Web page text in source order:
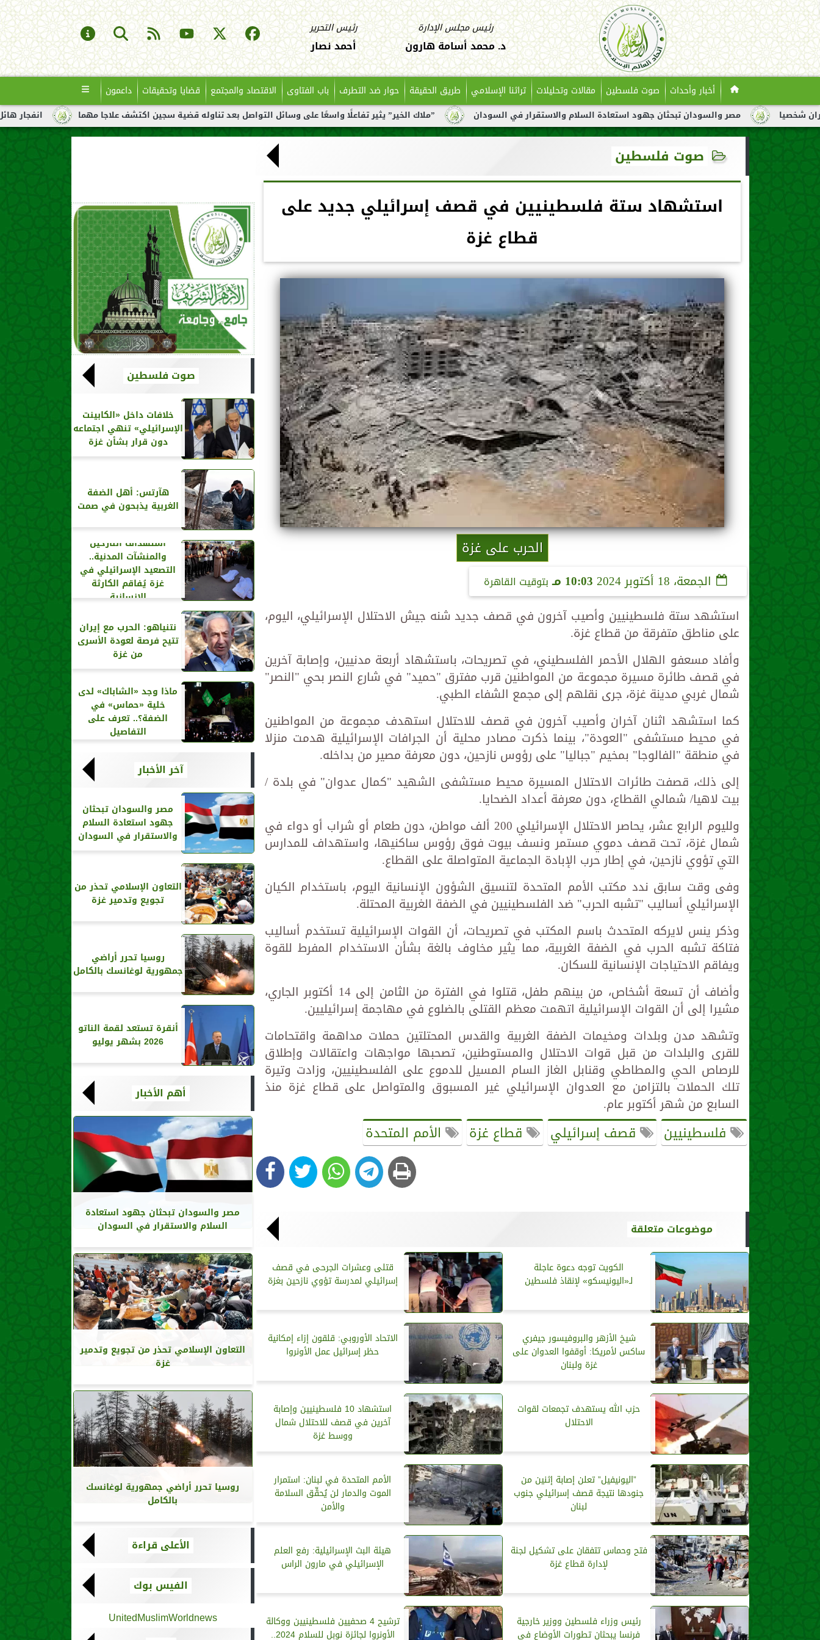
رئيس مجلس الإدارة
د. محمد أسامة هارون
رئيس التحرير
أحمد نصار
أخبار وأحداث صوت فلسطين مقالات وتحليلات تراثنا الإسلامي طريق الحقيقة حوار ضد التطرف باب الفتاوى الاقتصاد والمجتمع قضايا وتحقيقات داعمون
انفجار هائل لناقلة نفط ”ملاك الخير” يثير تفاعلًا واسعًا على وسائل التواصل بعد تناوله قضية سجين اكتشف علاجا مهما مصر والسودان تبحثان جهود استعادة السلام والاستقرار في السودان
صوت فلسطين
استشهاد ستة فلسطينيين في قصف إسرائيلي جديد على
قطاع غزة
الحرب على غزة
الجمعة، 18 أكتوبر 2024 10:03 مـ بتوقيت القاهرة
استشهد ستة فلسطينيين وأصيب آخرون في قصف جديد شنه جيش الاحتلال الإسرائيلي، اليوم،
على مناطق متفرقة من قطاع غزة.
وأفاد مسعفو الهلال الأحمر الفلسطيني، في تصريحات، باستشهاد أربعة مدنيين، وإصابة آخرين
في قصف طائرة مسيرة مجموعة من المواطنين قرب مفترق "حميد" في شارع النصر بحي "النصر"
شمال غربي مدينة غزة، جرى نقلهم إلى مجمع الشفاء الطبي.
كما استشهد اثنان آخران وأصيب آخرون في قصف للاحتلال استهدف مجموعة من المواطنين
في محيط مستشفى "العودة"، بينما ذكرت مصادر محلية أن الجرافات الإسرائيلية هدمت منزلا
في منطقة "الفالوجا" بمخيم "جباليا" على رؤوس نازحين، دون معرفة مصير من بداخله.
إلى ذلك، قصفت طائرات الاحتلال المسيرة محيط مستشفى الشهيد "كمال عدوان" في بلدة /
بيت لاهيا/ شمالي القطاع، دون معرفة أعداد الضحايا.
ولليوم الرابع عشر، يحاصر الاحتلال الإسرائيلي 200 ألف مواطن، دون طعام أو شراب أو دواء في
شمال غزة، تحت قصف دموي مستمر ونسف بيوت فوق رؤوس ساكنيها، واستهداف للمدارس
التي تؤوي نازحين، في إطار حرب الإبادة الجماعية المتواصلة على القطاع.
وفى وقت سابق ندد مكتب الأمم المتحدة لتنسيق الشؤون الإنسانية اليوم، باستخدام الكيان
الإسرائيلي أساليب "تشبه الحرب" ضد الفلسطينيين في الضفة الغربية المحتلة.
وذكر ينس لايركه المتحدث باسم المكتب في تصريحات، أن القوات الإسرائيلية تستخدم أساليب
فتاكة تشبه الحرب في الضفة الغربية، مما يثير مخاوف بالغة بشأن الاستخدام المفرط للقوة
ويفاقم الاحتياجات الإنسانية للسكان.
وأضاف أن تسعة أشخاص، من بينهم طفل، قتلوا في الفترة من الثامن إلى 14 أكتوبر الجاري،
مشيرا إلى أن القوات الإسرائيلية اتهمت معظم القتلى بالضلوع في مهاجمة إسرائيليين.
وتشهد مدن وبلدات ومخيمات الضفة الغربية والقدس المحتلتين حملات مداهمة واقتحامات
للقرى والبلدات من قبل قوات الاحتلال والمستوطنين، تصحبها مواجهات واعتقالات وإطلاق
للرصاص الحي والمطاطي وقنابل الغاز السام المسيل للدموع على الفلسطينيين، وزادت وتيرة
تلك الحملات بالتزامن مع العدوان الإسرائيلي غير المسبوق والمتواصل على قطاع غزة منذ
السابع من شهر أكتوبر عام.
فلسطينيين قصف إسرائيلي قطاع غزة الأمم المتحدة
موضوعات متعلقة
الكويت توجه دعوة عاجلة
لـ«اليونيسكو» لإنقاذ فلسطين
قتلى وعشرات الجرحى في قصف
إسرائيلي لمدرسة تؤوي نازحين بغزة
شيخ الأزهر والبروفيسور جيفري
ساكس لأمريكا: أوقفوا العدوان على
غزة ولبنان
الاتحاد الأوروبي: قلقون إزاء إمكانية
حظر إسرائيل عمل الأونروا
حزب الله يستهدف تجمعات لقوات
الاحتلال
استشهاد 10 فلسطينيين وإصابة
آخرين في قصف للاحتلال شمال
ووسط غزة
”اليونيفيل” تعلن إصابة إثنين من
جنودها نتيجة قصف إسرائيلي جنوب
لبنان
الأمم المتحدة في لبنان: استمرار
الموت والدمار لن يُحقِّق السلامة
والأمن
فتح وحماس تتفقان على تشكيل لجنة
لإدارة قطاع غزة
هيئة البث الإسرائيلية: رفع العلم
الإسرائيلي في مارون الراس
رئيس وزراء فلسطين ووزير خارجية
فرنسا يبحثان تطورات الأوضاع في
ترشيح 4 صحفيين فلسطينيين ووكالة
الأونروا لجائزة نوبل للسلام 2024..
صوت فلسطين
خلافات داخل «الكابينت
الإسرائيلي» تنهي اجتماعه
دون قرار بشأن غزة
هآرتس: أهل الضفة
الغربية يذبحون في صمت
استهداف النازحين
والمنشآت المدنية..
التصعيد الإسرائيلي في
غزة يُفاقم الكارثة
الإنسانية
نتنياهو: الحرب مع إيران
تتيح فرصة لعودة الأسرى
من غزة
ماذا وجد «الشاباك» لدى
خلية «حماس» في
الضفة؟.. تعرف على
التفاصيل
آخر الأخبار
مصر والسودان تبحثان
جهود استعادة السلام
والاستقرار في السودان
التعاون الإسلامي تحذر من
تجويع وتدمير غزة
روسيا تحرر أراضي
جمهورية لوغانسك بالكامل
أنقرة تستعد لقمة الناتو
2026 بشهر يوليو
أهم الأخبار
مصر والسودان تبحثان جهود استعادة
السلام والاستقرار في السودان
التعاون الإسلامي تحذر من تجويع وتدمير
غزة
روسيا تحرر أراضي جمهورية لوغانسك
بالكامل
الأعلى قراءة
الفيس بوك
UnitedMuslimWorldnews